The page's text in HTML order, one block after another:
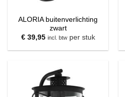
ALORIA buitenverlichting
zwart
€39,95 incl. btwper stuk